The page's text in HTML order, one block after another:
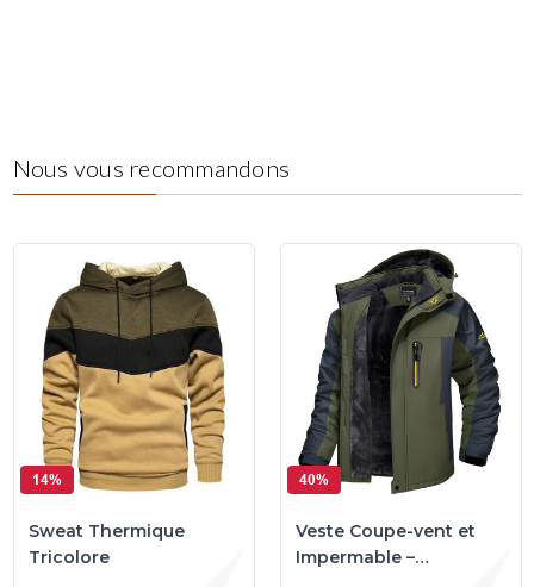
Nous vous recommandons
14%
Sweat Thermique
Tricolore
40%
Veste Coupe-vent et
Impermable –